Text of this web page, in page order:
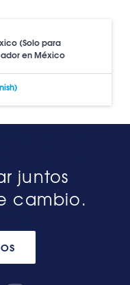
(Solo para
en México
juntos
cambio.